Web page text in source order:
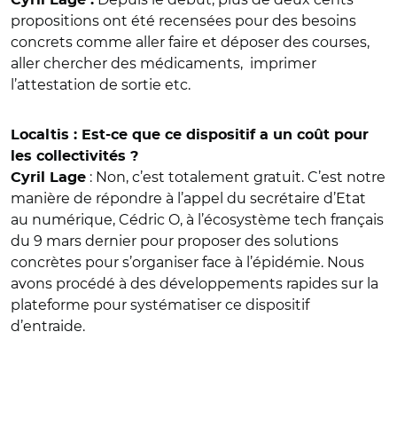
propositions ont été recensées pour des besoins
concrets comme aller faire et déposer des courses,
aller chercher des médicaments, imprimer
l’attestation de sortie etc.
Localtis : Est-ce que ce dispositif a un coût pour
les collectivités ?
Cyril Lage : Non, c’est totalement gratuit. C’est notre
manière de répondre à l’appel du secrétaire d’Etat
au numérique, Cédric O, à l’écosystème tech français
du 9 mars dernier pour proposer des solutions
concrètes pour s’organiser face à l’épidémie. Nous
avons procédé à des développements rapides sur la
plateforme pour systématiser ce dispositif
d’entraide.